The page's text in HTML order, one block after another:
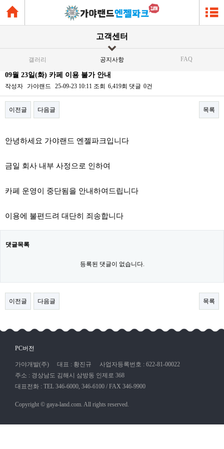
고객센터
갤러리 공지사항 FAQ
09월 23일(화) 카페 이용 불가 안내
작성자 가야랜드 25-09-23 10:11 조회 6,419회 댓글 0건
이전글 다음글 목록
안녕하세요 가야랜드 엔젤파크입니다
금일 회사 내부 사정으로 인하여
카페 운영이 중단됨을 안내하여드립니다
이용에 불편드려 대단히 죄송합니다
댓글목록
등록된 댓글이 없습니다.
이전글 다음글 목록
PC버전
가야개발(주) 대표 : 황진규
사업자등록번호 : 622-81-00022
주소 : 경상남도 김해시 삼방동 인제로 368
대표전화 : TEL 346-6000, 346-6100 / FAX 346-9900
Copyright © gaya-land.com. All rights reserved.